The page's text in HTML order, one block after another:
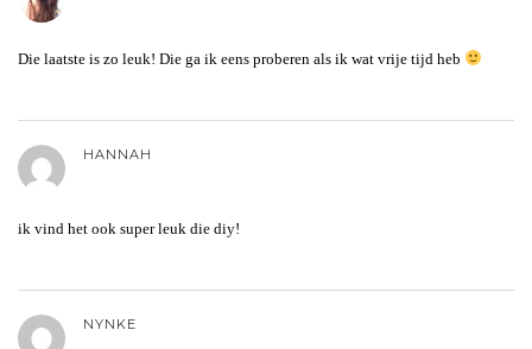
Die laatste is zo leuk! Die ga ik eens proberen als ik wat vrije tijd heb
HANNAH
ik vind het ook super leuk die diy!
NYNKE